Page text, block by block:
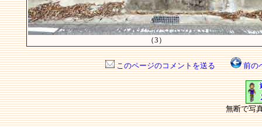
（3）
このページのコメントを送る 前の
無断で写